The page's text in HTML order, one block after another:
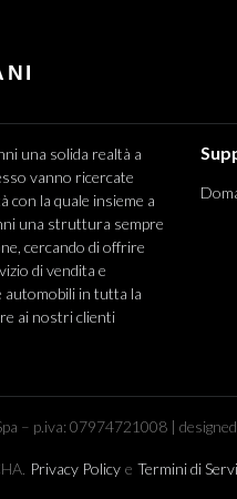
una solida realtà a
vanno ricercate
con la quale insieme a
una struttura sempre
cercando di offrire
di vendita e
automobili in tutta la
ai nostri clienti
– p.iva: 07974721008 | designed
Privacy Policy e Termini di